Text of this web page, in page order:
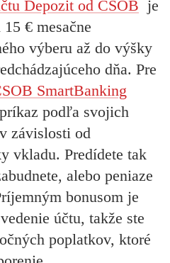
Depozit od ČSOB je
15 € mesačne
výberu až do výšky
dňa. Pre
SmartBanking
podľa svojich
závislosti od
vkladu. Predídete tak
alebo peniaze
bonusom je
účtu, takže ste
poplatkov, ktoré